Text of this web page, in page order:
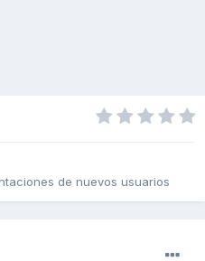
de nuevos usuarios